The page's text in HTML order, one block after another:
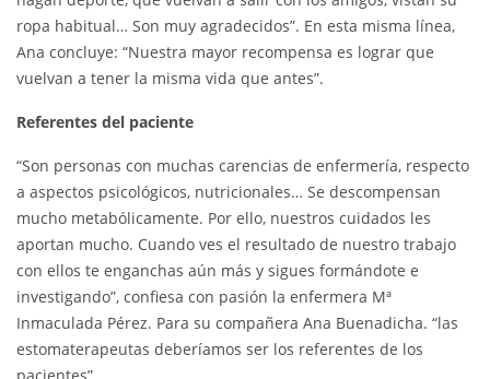
ropa habitual… Son muy agradecidos”. En esta misma línea,
Ana concluye: “Nuestra mayor recompensa es lograr que
vuelvan a tener la misma vida que antes”.
Referentes del paciente
“Son personas con muchas carencias de enfermería, respecto
a aspectos psicológicos, nutricionales… Se descompensan
mucho metabólicamente. Por ello, nuestros cuidados les
aportan mucho. Cuando ves el resultado de nuestro trabajo
con ellos te enganchas aún más y sigues formándote e
investigando”, confiesa con pasión la enfermera Mª
Inmaculada Pérez. Para su compañera Ana Buenadicha. “las
estomaterapeutas deberíamos ser los referentes de los